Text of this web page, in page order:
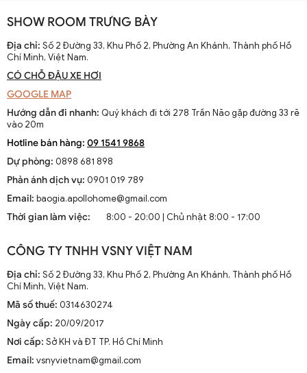
Đèn ốp trần tròn có nhiều kích cỡ khác và phù hợp với nhiều không
và văn phòng. Nó cũng có thể kết hợp với các loại đèn khác để tạo
ra không gian chiếu sáng đồng đều và góp phần tiết kiệm điện
năng.
2. Đèn ốp trần vuông
Do thiết kế đơn giản nên đèn ốp trần trang trí dạng vuông có nhiều
loại như LED và các loại đui đèn đèn phổ thông khác nhau đáp ứng
nhu cầu chiếu sáng tối ưu cho không gian. Bằng cách phân tán ánh
sáng từ trên xuống dưới, đèn giúp tạo nên sự cân bằng và gắn kết
trong không gian sống.
3. Đèn ốp trần hình chữ nhật
cảm giác hiện đại, sang trọng và tăng tính thẩm mỹ cho không
trang trí hình chữ nhật sẽ trở thành một sản phẩm không thể thiếu
cho các không gian sống đương đại.
4. Đèn ốp trần dạng mâm
Đèn ốp trần dạng mâm là loại đèn trang trí chiếu sáng được lắp
chìm trên trần nhà, tạo nên không gian sống hiện đại, sang trọng.
SHOW ROOM TRƯNG BÀY
Địa chỉ: Số 2 Đường 33, Khu Phố 2, Phường An Khánh, Thành phố Hồ
Chí Minh, Việt Nam.
CÓ CHỖ ĐẬU XE HƠI
GOOGLE MAP
Hướng dẫn đi nhanh: Quý khách đi tới 278 Trần Não gặp đường 33 rẽ
vào 20m
Hotline bán hàng: 09 1541 9868
Dự phòng: 0898 681 898
Phản ánh dịch vụ: 0901 019 789
Email: baogia.apollohome@gmail.com
Thời gian làm việc:
8:00 - 20:00 | Chủ nhật 8:00 - 17:00
CÔNG TY TNHH VSNY VIỆT NAM
Địa chỉ: Số 2 Đường 33, Khu Phố 2, Phường An Khánh, Thành phố Hồ
Chí Minh, Việt Nam.
Mã số thuế: 0314630274
Ngày cấp: 20/09/2017
Nơi cấp: Sở KH và ĐT TP. Hồ Chí Minh
Email: vsnyvietnam@gmail.com